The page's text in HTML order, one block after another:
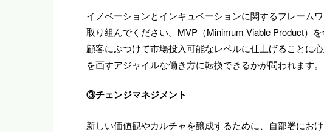
イノベーションとインキュベーションに関するフレーム
取り組んでください。MVP（Minimum Viable Product）
顧客にぶつけて市場投入可能なレベルに仕上げることに
を画すアジャイルな働き方に転換できるかが問われます。
③チェンジマネジメント
新しい価値観やカルチャを醸成するために、自部署にお